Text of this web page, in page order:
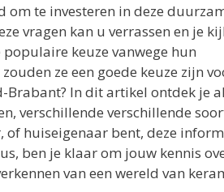
om te investeren in deze
vragen kan u verrassen en je
keuze vanwege hun
ze een goede keuze zijn
Brabant? In dit artikel ontdek je
verschillende verschillende
of huiseigenaar bent, deze
ben je klaar om jouw kennis
van een wereld van